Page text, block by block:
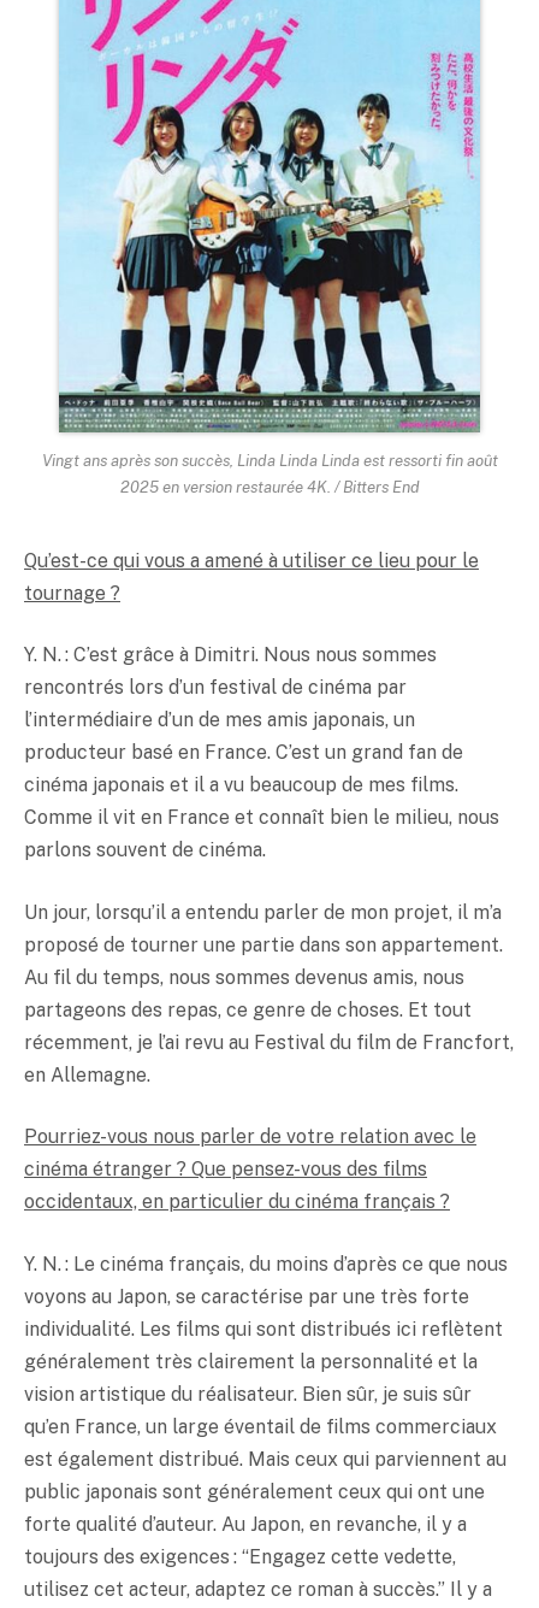
Vingt ans après son succès, Linda Linda Linda est ressorti fin août
2025 en version restaurée 4K. / Bitters End
Qu’est-ce qui vous a amené à utiliser ce lieu pour le
tournage ?
Y. N. : C’est grâce à Dimitri. Nous nous sommes
rencontrés lors d’un festival de cinéma par
l’intermédiaire d’un de mes amis japonais, un
producteur basé en France. C’est un grand fan de
cinéma japonais et il a vu beaucoup de mes films.
Comme il vit en France et connaît bien le milieu, nous
parlons souvent de cinéma.
Un jour, lorsqu’il a entendu parler de mon projet, il m’a
proposé de tourner une partie dans son appartement.
Au fil du temps, nous sommes devenus amis, nous
partageons des repas, ce genre de choses. Et tout
récemment, je l’ai revu au Festival du film de Francfort,
en Allemagne.
Pourriez-vous nous parler de votre relation avec le
cinéma étranger ? Que pensez-vous des films
occidentaux, en particulier du cinéma français ?
Y. N. : Le cinéma français, du moins d’après ce que nous
voyons au Japon, se caractérise par une très forte
individualité. Les films qui sont distribués ici reflètent
généralement très clairement la personnalité et la
vision artistique du réalisateur. Bien sûr, je suis sûr
qu’en France, un large éventail de films commerciaux
est également distribué. Mais ceux qui parviennent au
public japonais sont généralement ceux qui ont une
forte qualité d’auteur. Au Japon, en revanche, il y a
toujours des exigences : “Engagez cette vedette,
utilisez cet acteur, adaptez ce roman à succès.” Il y a